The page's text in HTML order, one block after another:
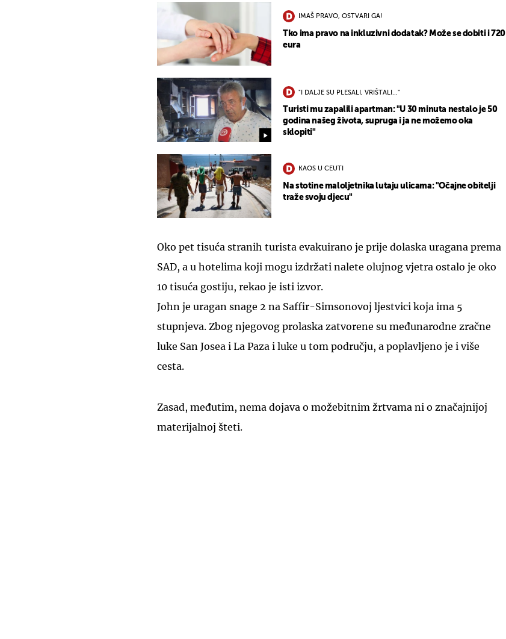
IMAŠ PRAVO, OSTVARI GA!
Tko ima pravo na inkluzivni dodatak? Može se dobiti i 720
eura
"I DALJE SU PLESALI, VRIŠTALI..."
Turisti mu zapalili apartman: "U 30 minuta nestalo je 50
godina našeg života, supruga i ja ne možemo oka
sklopiti"
KAOS U CEUTI
Na stotine maloljetnika lutaju ulicama: "Očajne obitelji
traže svoju djecu"
Oko pet tisuća stranih turista evakuirano je prije dolaska uragana prema
SAD, a u hotelima koji mogu izdržati nalete olujnog vjetra ostalo je oko
10 tisuća gostiju, rekao je isti izvor.
John je uragan snage 2 na Saffir-Simsonovoj ljestvici koja ima 5
stupnjeva. Zbog njegovog prolaska zatvorene su međunarodne zračne
luke San Josea i La Paza i luke u tom području, a poplavljeno je i više
cesta.
Zasad, međutim, nema dojava o možebitnim žrtvama ni o značajnijoj
materijalnoj šteti.